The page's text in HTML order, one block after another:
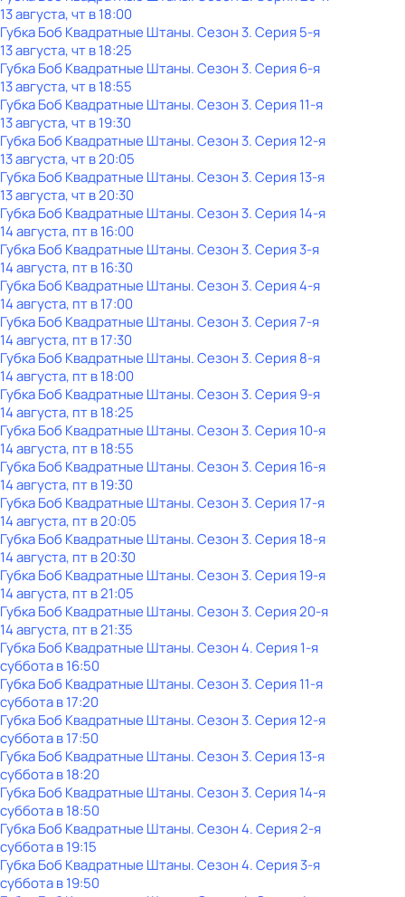
13 августа, чт в 18:00
Губка Боб Квадратные Штаны. Сезон 3. Серия 5-я
13 августа, чт в 18:25
Губка Боб Квадратные Штаны. Сезон 3. Серия 6-я
13 августа, чт в 18:55
Губка Боб Квадратные Штаны. Сезон 3. Серия 11-я
13 августа, чт в 19:30
Губка Боб Квадратные Штаны. Сезон 3. Серия 12-я
13 августа, чт в 20:05
Губка Боб Квадратные Штаны. Сезон 3. Серия 13-я
13 августа, чт в 20:30
Губка Боб Квадратные Штаны. Сезон 3. Серия 14-я
14 августа, пт в 16:00
Губка Боб Квадратные Штаны. Сезон 3. Серия 3-я
14 августа, пт в 16:30
Губка Боб Квадратные Штаны. Сезон 3. Серия 4-я
14 августа, пт в 17:00
Губка Боб Квадратные Штаны. Сезон 3. Серия 7-я
14 августа, пт в 17:30
Губка Боб Квадратные Штаны. Сезон 3. Серия 8-я
14 августа, пт в 18:00
Губка Боб Квадратные Штаны. Сезон 3. Серия 9-я
14 августа, пт в 18:25
Губка Боб Квадратные Штаны. Сезон 3. Серия 10-я
14 августа, пт в 18:55
Губка Боб Квадратные Штаны. Сезон 3. Серия 16-я
14 августа, пт в 19:30
Губка Боб Квадратные Штаны. Сезон 3. Серия 17-я
14 августа, пт в 20:05
Губка Боб Квадратные Штаны. Сезон 3. Серия 18-я
14 августа, пт в 20:30
Губка Боб Квадратные Штаны. Сезон 3. Серия 19-я
14 августа, пт в 21:05
Губка Боб Квадратные Штаны. Сезон 3. Серия 20-я
14 августа, пт в 21:35
Губка Боб Квадратные Штаны. Сезон 4. Серия 1-я
субботав16:50
Губка Боб Квадратные Штаны. Сезон 3. Серия 11-я
субботав17:20
Губка Боб Квадратные Штаны. Сезон 3. Серия 12-я
субботав17:50
Губка Боб Квадратные Штаны. Сезон 3. Серия 13-я
субботав18:20
Губка Боб Квадратные Штаны. Сезон 3. Серия 14-я
субботав18:50
Губка Боб Квадратные Штаны. Сезон 4. Серия 2-я
субботав19:15
Губка Боб Квадратные Штаны. Сезон 4. Серия 3-я
субботав19:50